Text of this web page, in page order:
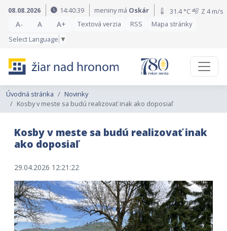
Preskočiť na obsah
Preskočiť na hlavné menu
08.08.2026 14:40:41 meniny má Oskár 31.4 °C Z 4 m/s
A- A A+ Textová verzia RSS
Mapa stránky
Select Language ▼
Úvodná stránka
Novinky
Kosby v meste sa budú realizovať inak ako doposiaľ
Kosby v meste sa budú realizovať inak
ako doposiaľ
29.04.2026 12:21:22